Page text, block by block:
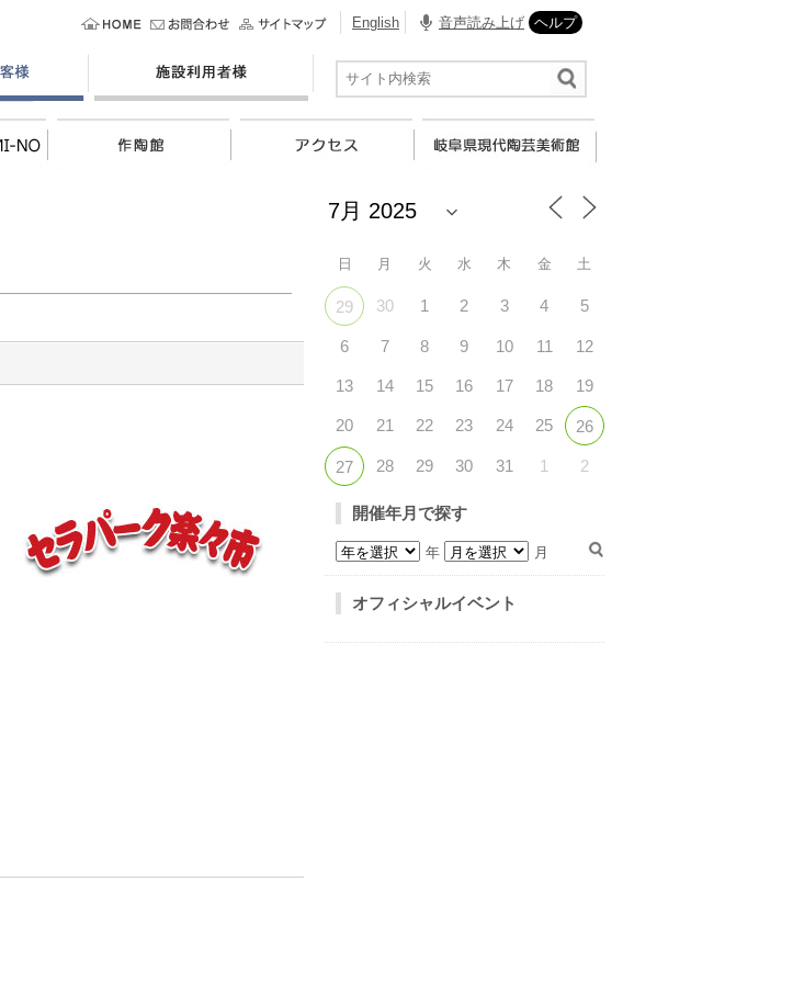
English 音声読み上げ ヘルプ
日 月 火 水 木 金 土
29 30 1 2 3 4 5
6 7 8 9 10 11 12
13 14 15 16 17 18 19
20 21 22 23 24 25 26
27 28 29 30 31 1 2
開催年月で探す
年 月
オフィシャルイベント